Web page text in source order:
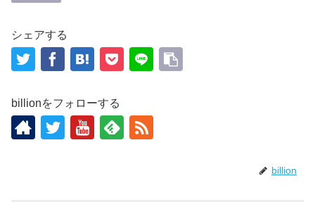
シェアする
billionをフォローする
billion